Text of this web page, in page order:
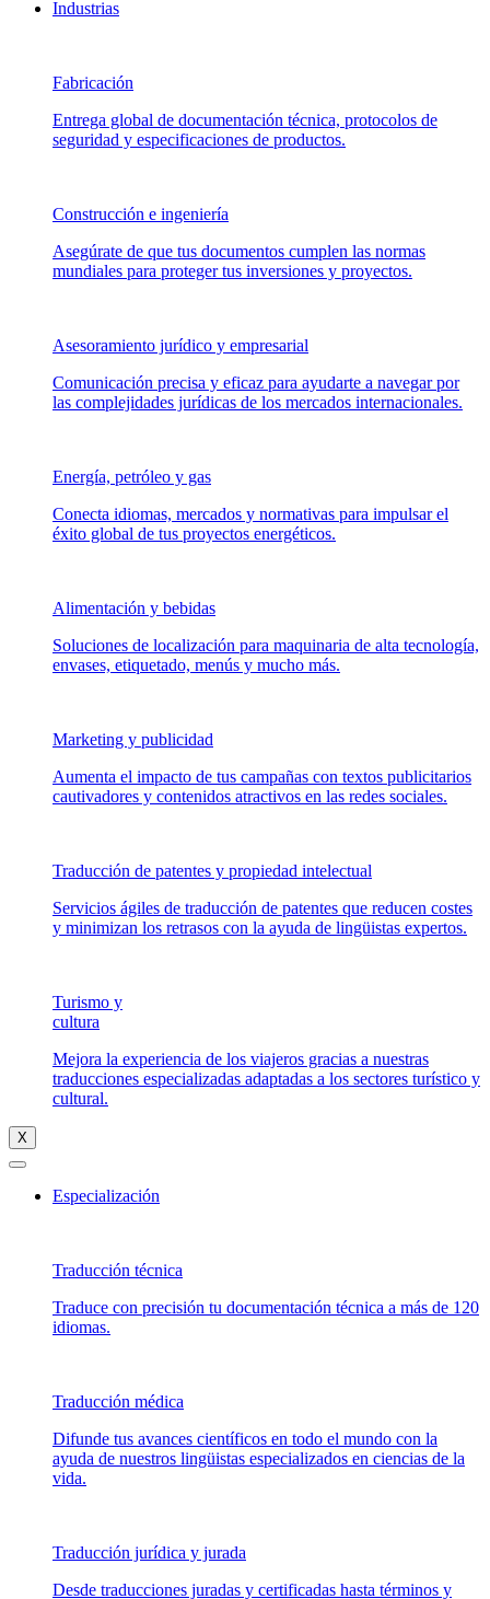
Industrias
Fabricación
Entrega global de documentación técnica, protocolos de
seguridad y especificaciones de productos.
Construcción e ingeniería
Asegúrate de que tus documentos cumplen las normas
mundiales para proteger tus inversiones y proyectos.
Asesoramiento jurídico y empresarial
Comunicación precisa y eficaz para ayudarte a navegar por
las complejidades jurídicas de los mercados internacionales.
Energía, petróleo y gas
Conecta idiomas, mercados y normativas para impulsar el
éxito global de tus proyectos energéticos.
Alimentación y bebidas
Soluciones de localización para maquinaria de alta tecnología,
envases, etiquetado, menús y mucho más.
Marketing y publicidad
Aumenta el impacto de tus campañas con textos publicitarios
cautivadores y contenidos atractivos en las redes sociales.
Traducción de patentes y propiedad intelectual
Servicios ágiles de traducción de patentes que reducen costes
y minimizan los retrasos con la ayuda de lingüistas expertos.
Turismo y
cultura
Mejora la experiencia de los viajeros gracias a nuestras
traducciones especializadas adaptadas a los sectores turístico y
cultural.
X
Especialización
Traducción técnica
Traduce con precisión tu documentación técnica a más de 120
idiomas.
Traducción médica
Difunde tus avances científicos en todo el mundo con la
ayuda de nuestros lingüistas especializados en ciencias de la
vida.
Traducción jurídica y jurada
Desde traducciones juradas y certificadas hasta términos y